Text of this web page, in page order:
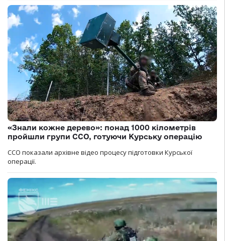
«Знали кожне дерево»: понад 1000 кілометрів
пройшли групи ССО, готуючи Курську операцію
ССО показали архівне відео процесу підготовки Курської
операції.